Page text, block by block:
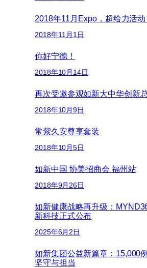
2018年11月Expo，超给力活动
2018年11月1日
你好宁德！
2018年10月14日
再次受邀参观如新大中华创新
2018年10月9日
常紫久安尊享套装
2018年10月5日
如新中国 协美招商会 福州站
2018年9月26日
如新健康战略再升级：
新科技正式公布
2025年6月2日
如新集团公益新篇章：15,000
坚守与担当